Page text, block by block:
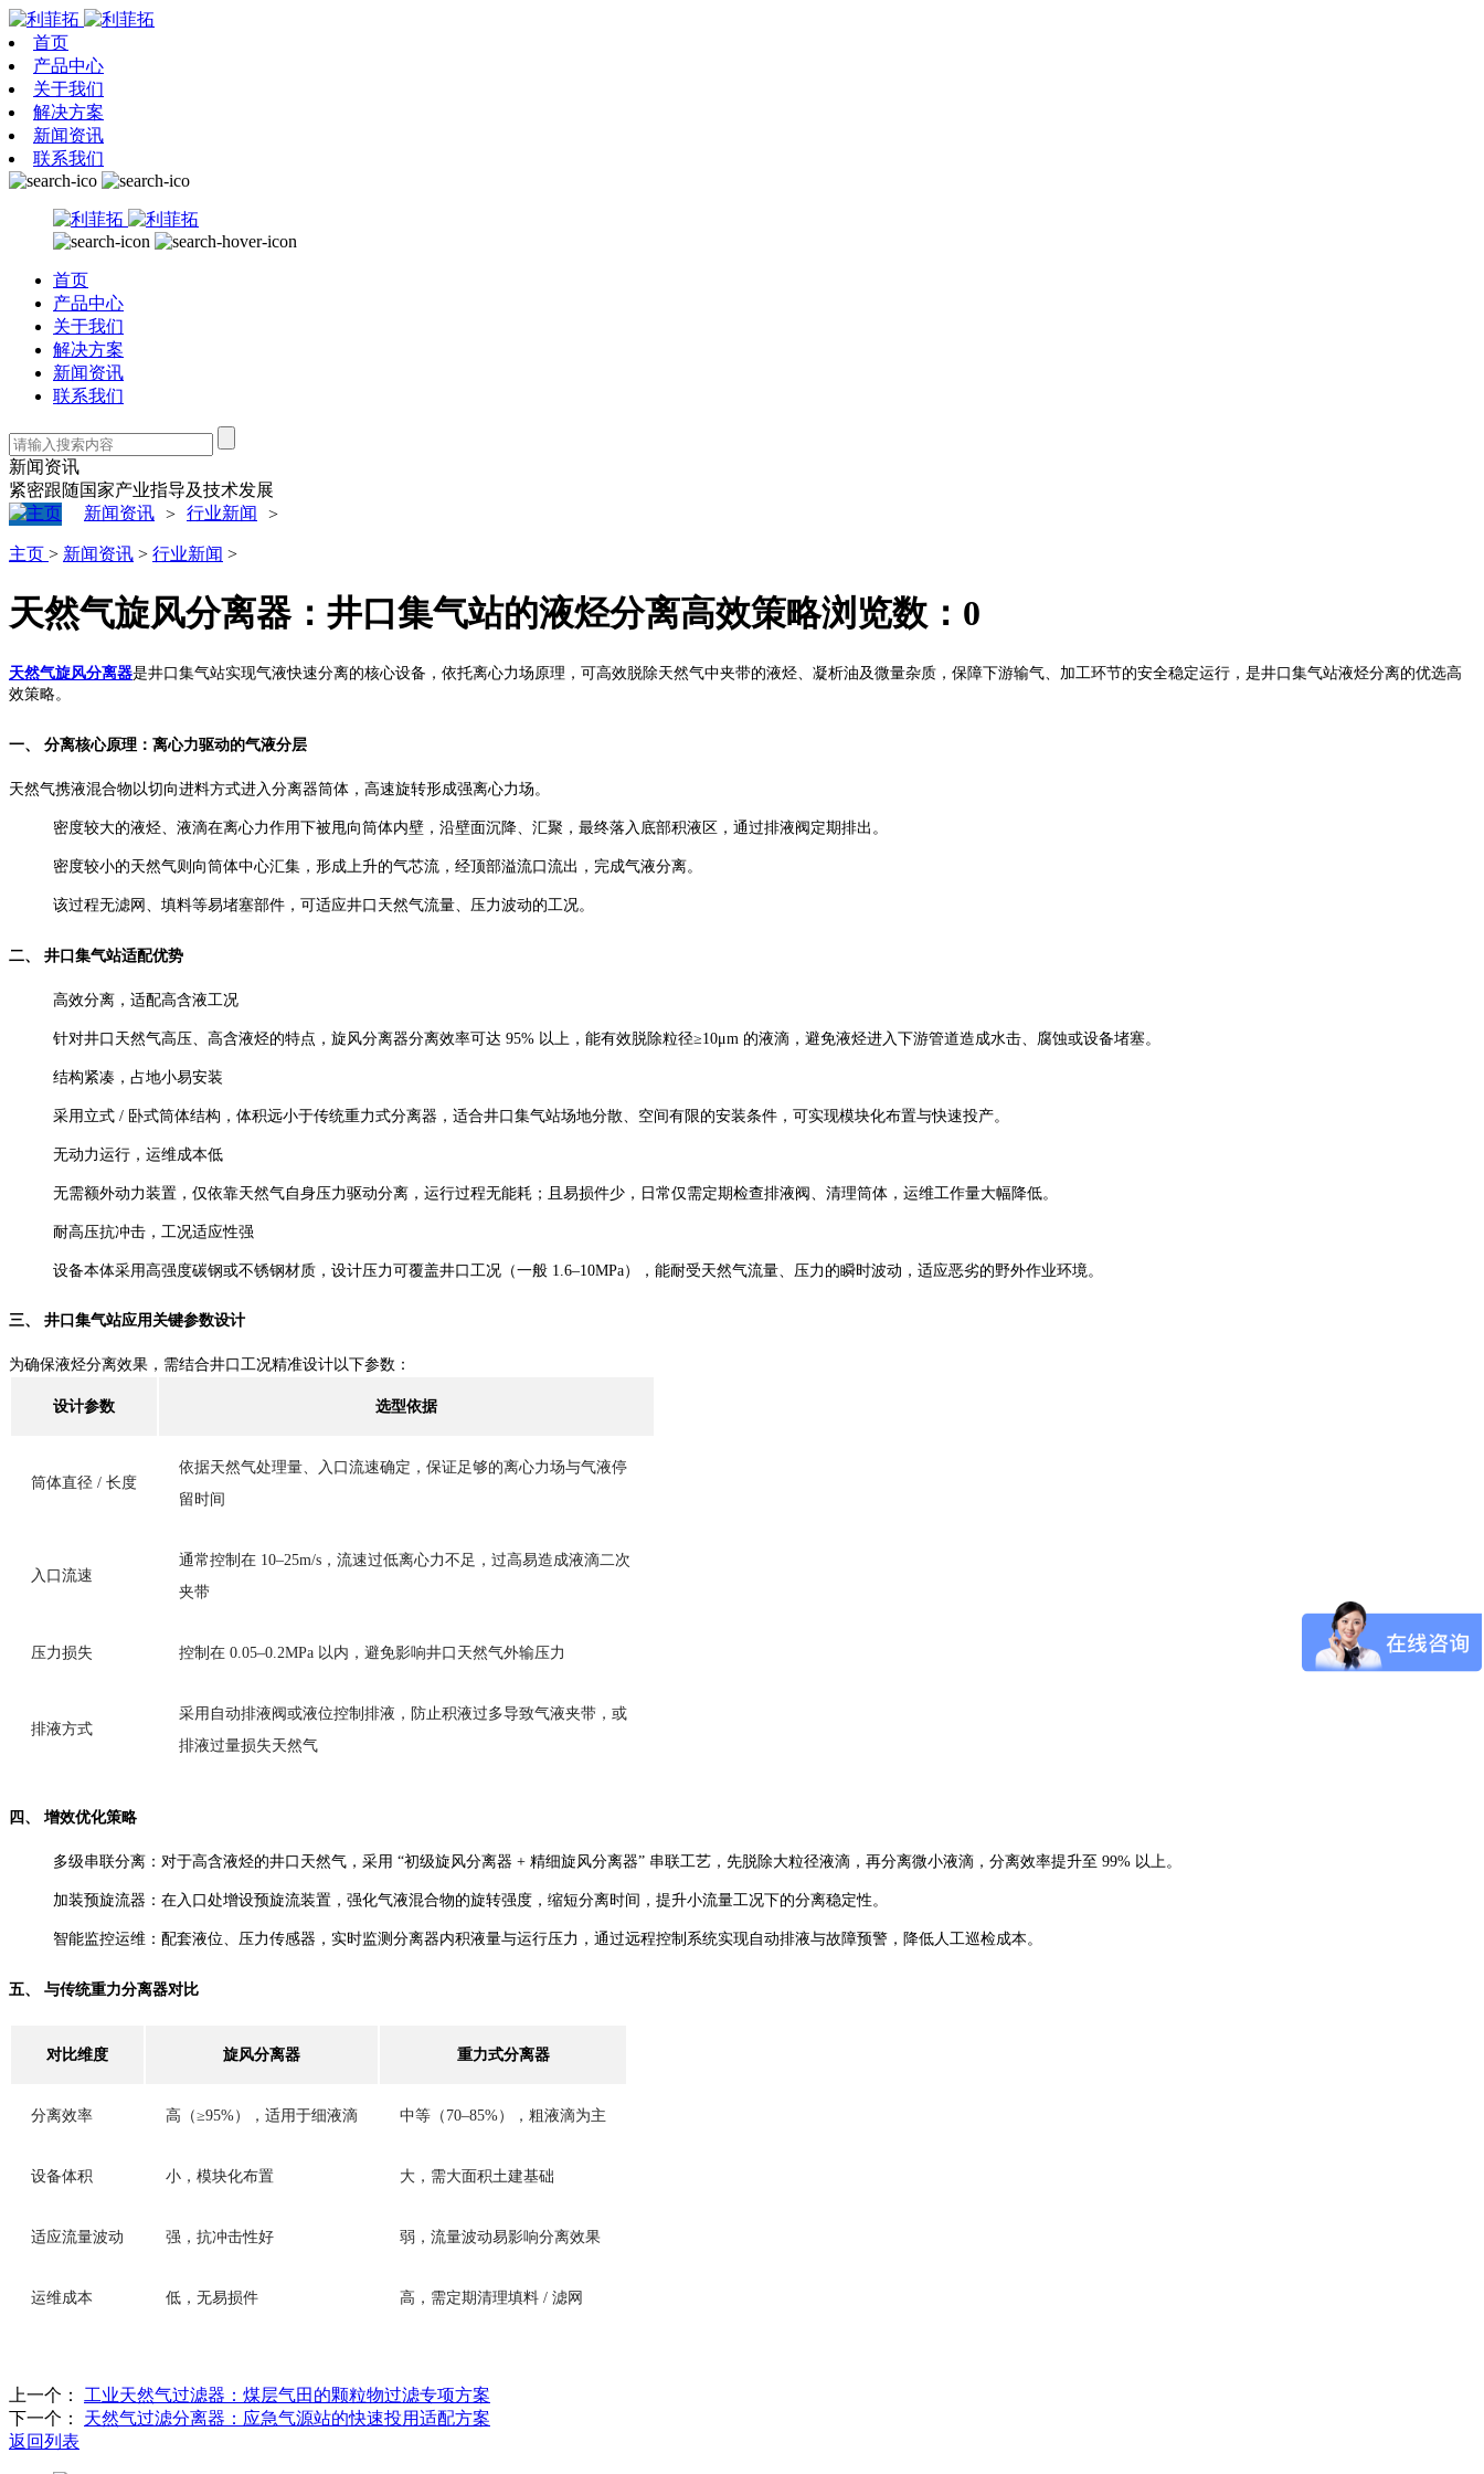
首页
产品中心
关于我们
解决方案
新闻资讯
联系我们
首页
产品中心
关于我们
解决方案
新闻资讯
联系我们
新闻资讯
紧密跟随国家产业指导及技术发展
新闻资讯 > 行业新闻 >
主页 > 新闻资讯 > 行业新闻 >
天然气旋风分离器：井口集气站的液烃分离高效策略浏览数： 0
天然气旋风分离器是井口集气站实现气液快速分离的核心设备，依托离心力场原理，可高效脱除天然气中夹带的液烃、凝析油及微量杂质，保障下游输气、加工环节的安全稳定运行，是井口集气站液烃分离的优选高
效策略。
一、 分离核心原理：离心力驱动的气液分层
天然气携液混合物以切向进料方式进入分离器筒体，高速旋转形成强离心力场。
密度较大的液烃、液滴在离心力作用下被甩向筒体内壁，沿壁面沉降、汇聚，最终落入底部积液区，通过排液阀定期排出。
密度较小的天然气则向筒体中心汇集，形成上升的气芯流，经顶部溢流口流出，完成气液分离。
该过程无滤网、填料等易堵塞部件，可适应井口天然气流量、压力波动的工况。
二、 井口集气站适配优势
高效分离，适配高含液工况
针对井口天然气高压、高含液烃的特点，旋风分离器分离效率可达 95% 以上，能有效脱除粒径≥10μm 的液滴，避免液烃进入下游管道造成水击、腐蚀或设备堵塞。
结构紧凑，占地小易安装
采用立式 / 卧式筒体结构，体积远小于传统重力式分离器，适合井口集气站场地分散、空间有限的安装条件，可实现模块化布置与快速投产。
无动力运行，运维成本低
无需额外动力装置，仅依靠天然气自身压力驱动分离，运行过程无能耗；且易损件少，日常仅需定期检查排液阀、清理筒体，运维工作量大幅降低。
耐高压抗冲击，工况适应性强
设备本体采用高强度碳钢或不锈钢材质，设计压力可覆盖井口工况（一般 1.6–10MPa），能耐受天然气流量、压力的瞬时波动，适应恶劣的野外作业环境。
三、 井口集气站应用关键参数设计
为确保液烃分离效果，需结合井口工况精准设计以下参数：
设计参数 选型依据
筒体直径 / 长度
依据天然气处理量、入口流速确定，保证足够的离心力场与气液停
留时间
入口流速
通常控制在 10–25m/s，流速过低离心力不足，过高易造成液滴二次
夹带
压力损失 控制在 0.05–0.2MPa 以内，避免影响井口天然气外输压力
排液方式
采用自动排液阀或液位控制排液，防止积液过多导致气液夹带，或
排液过量损失天然气
四、 增效优化策略
多级串联分离：对于高含液烃的井口天然气，采用 “初级旋风分离器 + 精细旋风分离器” 串联工艺，先脱除大粒径液滴，再分离微小液滴，分离效率提升至 99% 以上。
加装预旋流器：在入口处增设预旋流装置，强化气液混合物的旋转强度，缩短分离时间，提升小流量工况下的分离稳定性。
智能监控运维：配套液位、压力传感器，实时监测分离器内积液量与运行压力，通过远程控制系统实现自动排液与故障预警，降低人工巡检成本。
五、 与传统重力分离器对比
对比维度 旋风分离器 重力式分离器
分离效率 高（≥95%），适用于细液滴 中等（70–85%），粗液滴为主
设备体积 小，模块化布置 大，需大面积土建基础
适应流量波动 强，抗冲击性好 弱，流量波动易影响分离效果
运维成本 低，无易损件 高，需定期清理填料 / 滤网
上一个：
工业天然气过滤器：煤层气田的颗粒物过滤专项方案
下一个：
天然气过滤分离器：应急气源站的快速投用适配方案
返回列表